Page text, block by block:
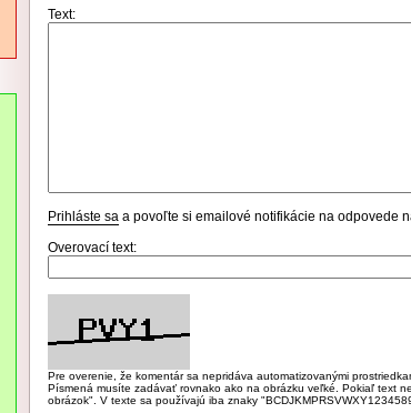
Text:
Prihláste sa a povoľte si emailové notifikácie na odpovede
Overovací text:
Pre overenie, že komentár sa nepridáva automatizovanými
Písmená musíte zadávať rovnako ako na obrázku veľké. Pokiaľ text
obrázok". V texte sa používajú iba znaky